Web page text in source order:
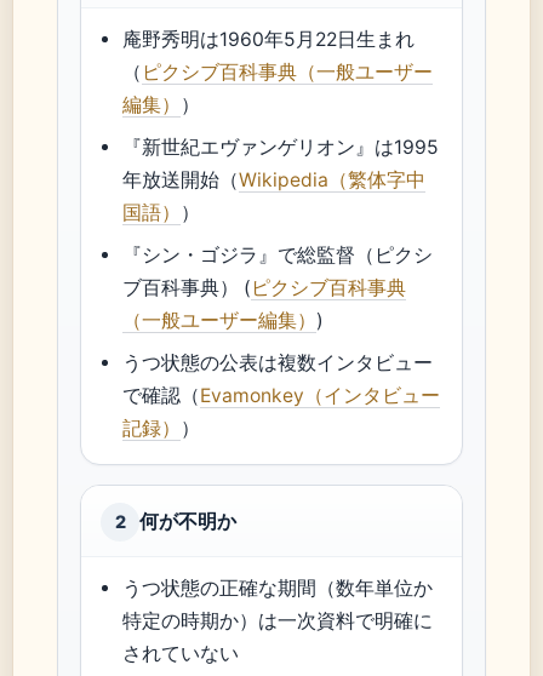
庵野秀明は1960年5月22日生まれ
（ ピクシブ百科事典（一般ユーザー
編集） ）
『新世紀エヴァンゲリオン』は1995
年放送開始（Wikipedia（繁体字中
国語） ）
『シン・ゴジラ』で総監督（ピクシ
ブ百科事典） ( ピクシブ百科事典
（一般ユーザー編集） )
うつ状態の公表は複数インタビュー
で確認（Evamonkey（インタビュー
記録） ）
2 何が不明か
うつ状態の正確な期間（数年単位か
特定の時期か）は一次資料で明確に
されていない